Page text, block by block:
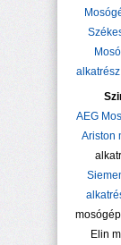
AEG
Ariston
Elin